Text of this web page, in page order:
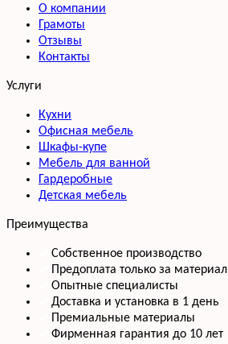
О компании
Грамоты
Отзывы
Контакты
Услуги
Кухни
Офисная мебель
Шкафы-купе
Мебель для ванной
Гардеробные
Детская мебель
Преимущества
Собственное производство
Предоплата только за материал
Опытные специалисты
Доставка и установка в 1 день
Премиальные материалы
Фирменная гарантия до 10 лет